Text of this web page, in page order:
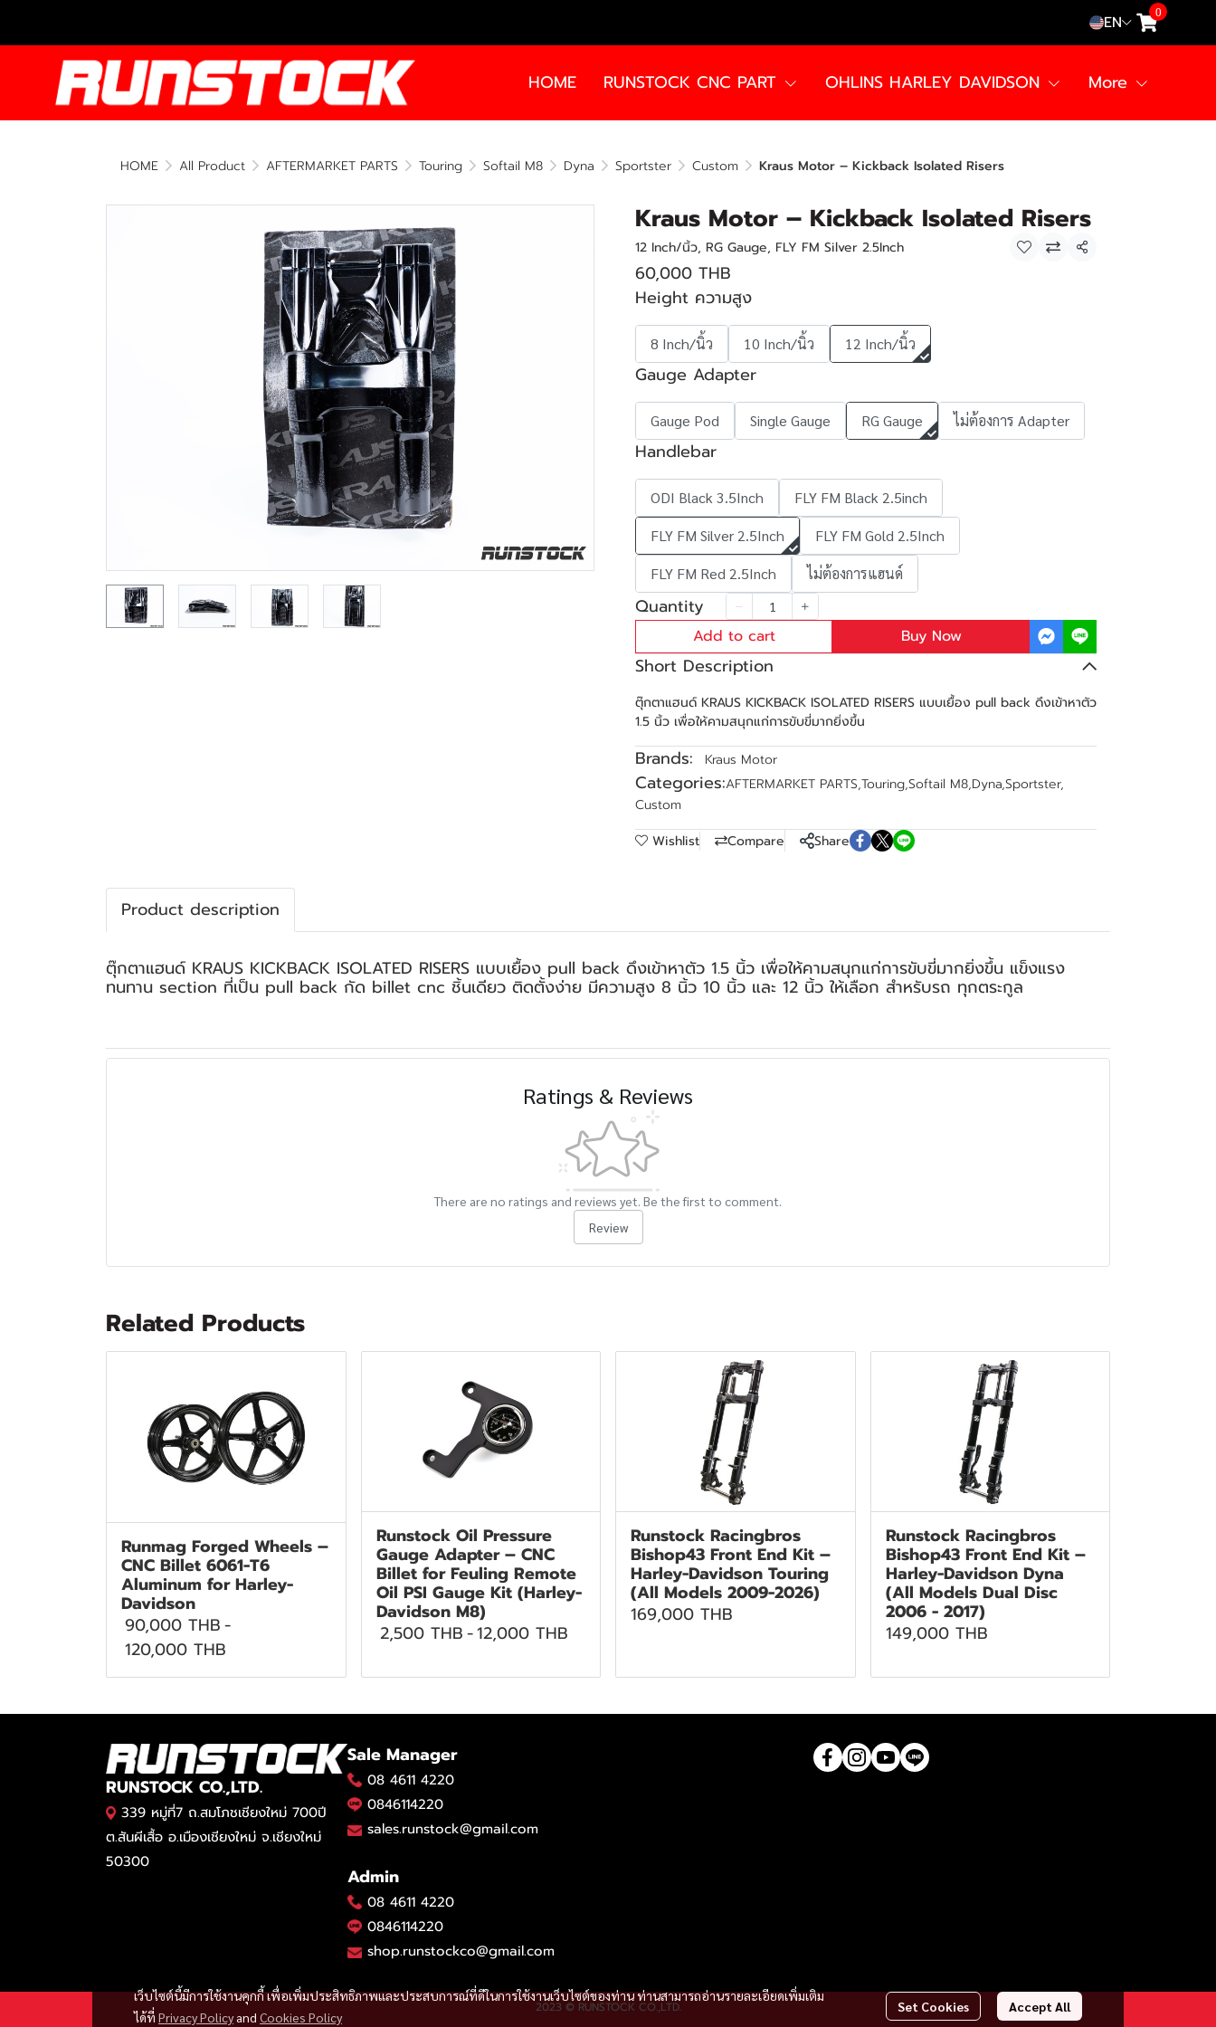
EN 0
HOME RUNSTOCK CNC PART OHLINS HARLEY DAVIDSON More
HOME All Product AFTERMARKET PARTS Touring Softail M8 Dyna Sportster Custom Kraus Motor – Kickback Isolated Risers
Kraus Motor – Kickback Isolated Risers
12 Inch/นิ้ว, RG Gauge, FLY FM Silver 2.5Inch Share
60,000 THB
Height ความสูง
8 Inch/นิ้ว 10 Inch/นิ้ว 12 Inch/นิ้ว
Gauge Adapter
Gauge Pod Single Gauge RG Gauge ไม่ต้องการ Adapter
Handlebar
ODI Black 3.5Inch
FLY FM Black 2.5inch
FLY FM Silver 2.5Inch
FLY FM Gold 2.5Inch
FLY FM Red 2.5Inch
ไม่ต้องการแฮนด์
Quantity
Add to cart Buy Now
Short Description
ตุ๊กตาแฮนด์ KRAUS KICKBACK ISOLATED RISERS แบบเยื้อง pull back ดึงเข้าหาตัว
1.5 นิ้ว เพื่อให้คามสนุกแก่การขับขี่มากยิ่งขึ้น
Brands: Kraus Motor
Categories:AFTERMARKET PARTS,Touring,Softail M8,Dyna,Sportster,
Custom
Wishlist
Compare Share
Product description
ตุ๊กตาแฮนด์ KRAUS KICKBACK ISOLATED RISERS แบบเยื้อง pull back ดึงเข้าหาตัว 1.5 นิ้ว เพื่อให้คามสนุกแก่การขับขี่มากยิ่งขึ้น แข็งแรง
ทนทาน section ที่เป็น pull back กัด billet cnc ชิ้นเดียว ติดตั้งง่าย มีความสูง 8 นิ้ว 10 นิ้ว และ 12 นิ้ว ให้เลือก สำหรับรถ ทุกตระกูล
Ratings & Reviews
There are no ratings and reviews yet. Be the first to comment.
Review
Related Products
Runmag Forged Wheels –
CNC Billet 6061-T6
Aluminum for Harley-
Davidson
90,000 THB-
120,000 THB
Runstock Oil Pressure
Gauge Adapter – CNC
Billet for Feuling Remote
Oil PSI Gauge Kit (Harley-
Davidson M8)
2,500 THB-12,000 THB
Runstock Racingbros
Bishop43 Front End Kit –
Harley-Davidson Touring
(All Models 2009-2026)
169,000 THB
Runstock Racingbros
Bishop43 Front End Kit –
Harley-Davidson Dyna
(All Models Dual Disc
2006 - 2017)
149,000 THB
เว็บไซต์นี้มีการใช้งานคุกกี้ เพื่อเพิ่มประสิทธิภาพและประสบการณ์ที่ดีในการใช้งานเว็บไซต์ของท่าน ท่านสามารถอ่านรายละเอียดเพิ่มเติม
ได้ที่ Privacy Policy and Cookies Policy
Set Cookies Accept All
RUNSTOCK CO.,LTD.
339 หมู่ที่7 ถ.สมโภชเชียงใหม่ 700ปี
ต.สันผีเสื้อ อ.เมืองเชียงใหม่ จ.เชียงใหม่
50300
Sale Manager
08 4611 4220
0846114220
sales.runstock@gmail.com
Admin
08 4611 4220
0846114220
shop.runstockco@gmail.com
2023 © RUNSTOCK CO.,LTD.